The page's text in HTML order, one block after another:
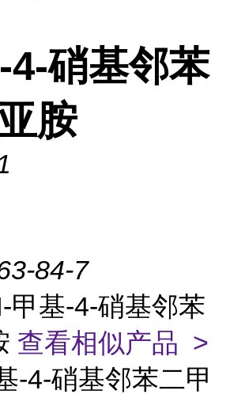
4-硝基邻苯
胺
84-7
甲基-4-硝基邻苯
查看相似产品 >
-4-硝基邻苯二甲